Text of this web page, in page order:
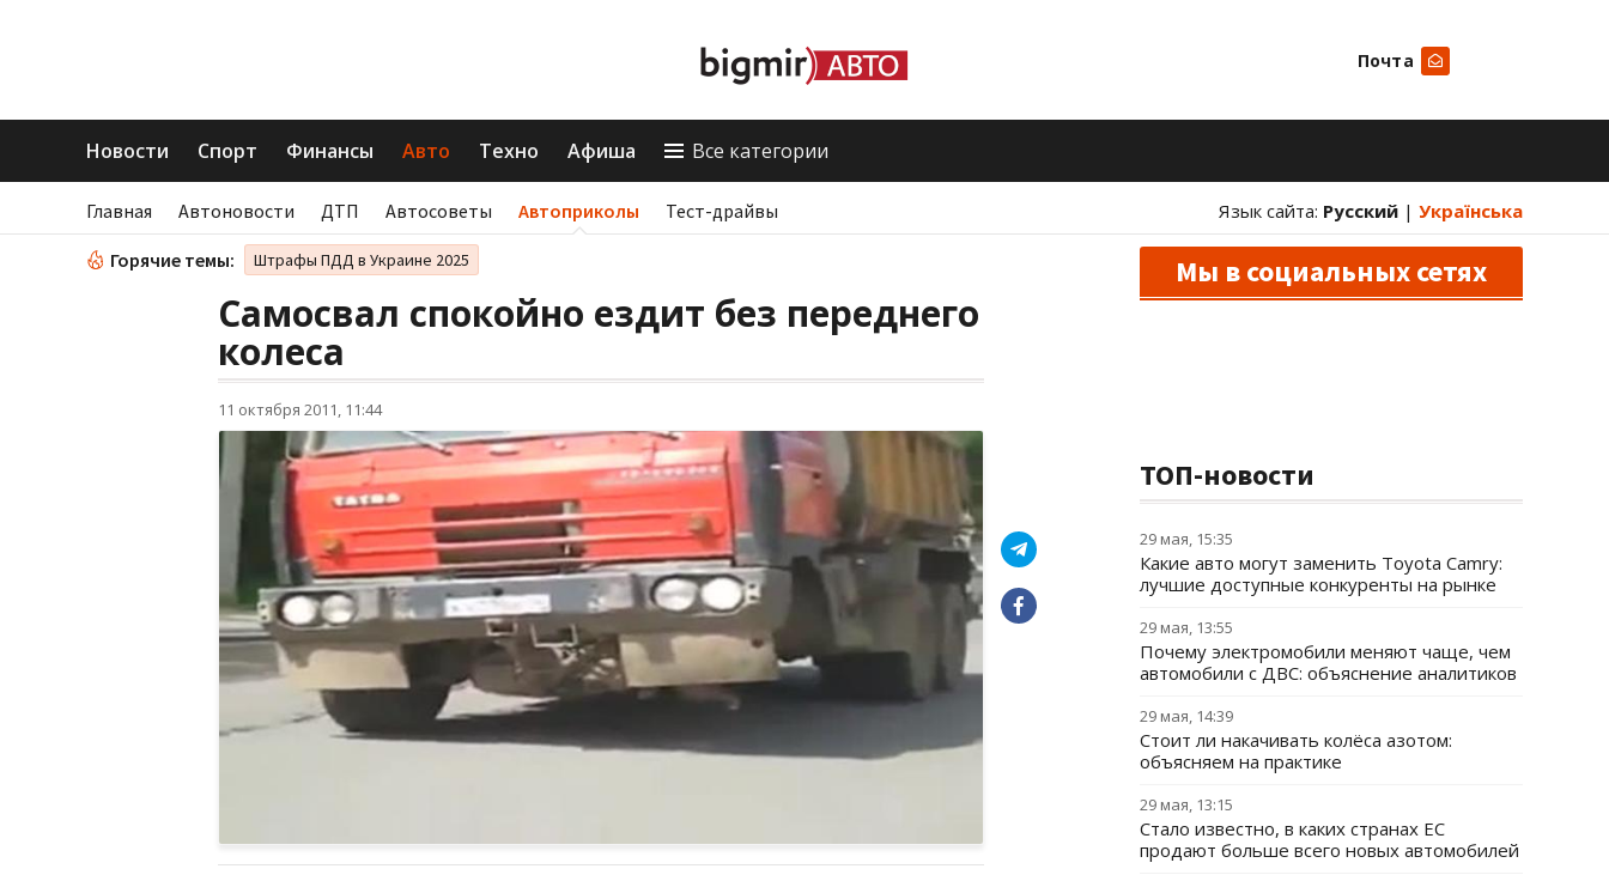
Почта
Новости Спорт Финансы Авто Техно Афиша Все категории
Главная Автоновости ДТП Автосоветы Автоприколы Тест-драйвы Язык сайта: Русский | Українська
Горячие темы: Штрафы ПДД в Украине 2025
Самосвал спокойно ездит без переднего
колеса
11 октября 2011, 11:44
Мы в социальных сетях
ТОП-новости
29 мая, 15:35
Какие авто могут заменить Toyota Camry:
лучшие доступные конкуренты на рынке
29 мая, 13:55
Почему электромобили меняют чаще, чем
автомобили с ДВС: объяснение аналитиков
29 мая, 14:39
Стоит ли накачивать колёса азотом:
объясняем на практике
29 мая, 13:15
Стало известно, в каких странах ЕС
продают больше всего новых автомобилей